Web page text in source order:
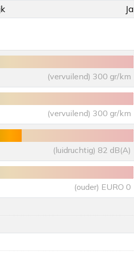
Ja
(vervuilend) 300 gr/km
(vervuilend) 300 gr/km
(luidruchtig) 82 dB(A)
(ouder) EURO 0